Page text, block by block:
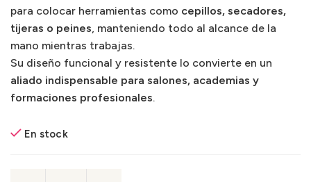
para colocar herramientas como cepillos, secadores,
tijeras o peines, manteniendo todo al alcance de la
mano mientras trabajas.
Su diseño funcional y resistente lo convierte en un
aliado indispensable para salones, academias y
formaciones profesionales.
En stock